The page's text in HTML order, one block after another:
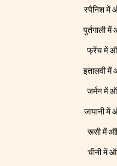
स्पैनिश में
पुर्तगाली
फ्रेंच में
इतालवी में
जर्मन में
जापानी में
रूसी में
चीनी में